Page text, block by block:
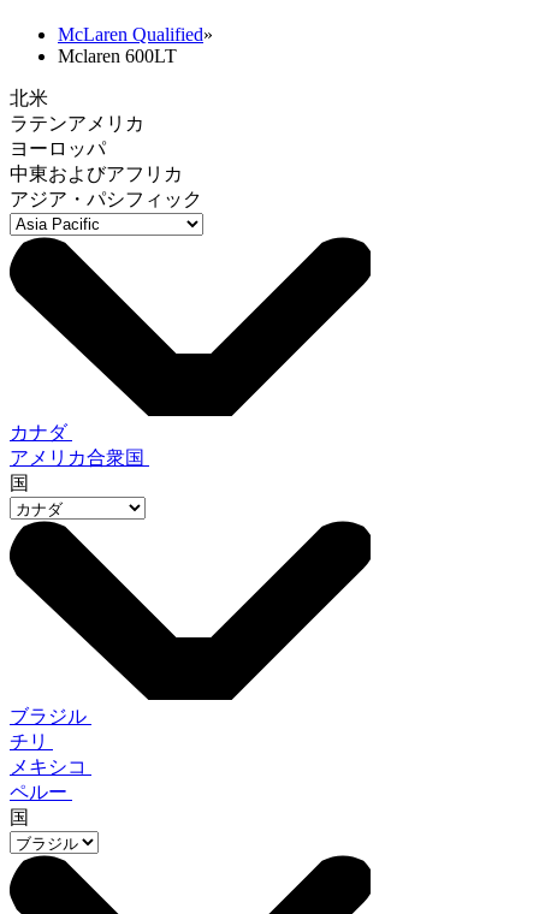
McLaren Qualified»
Mclaren 600LT
北米
ラテンアメリカ
ヨーロッパ
中東およびアフリカ
アジア・パシフィック
カナダ
アメリカ合衆国
国
ブラジル
チリ
メキシコ
ペルー
国